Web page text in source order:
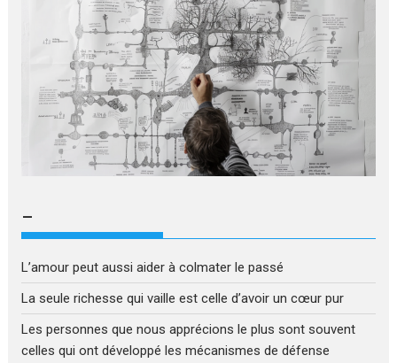
–
L’amour peut aussi aider à colmater le passé
La seule richesse qui vaille est celle d’avoir un cœur pur
Les personnes que nous apprécions le plus sont souvent
celles qui ont développé les mécanismes de défense